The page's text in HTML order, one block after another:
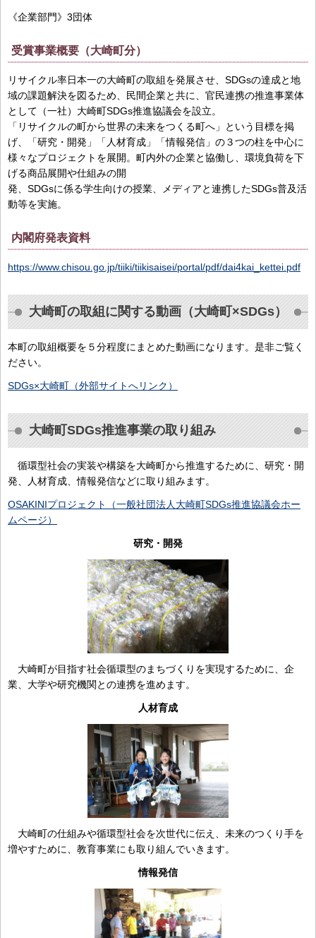
《企業部門》3団体
受賞事業概要（大崎町分）
リサイクル率⽇本⼀の⼤崎町の取組を発展させ、SDGsの達成と地
域の課題解決を図るため、⺠間企業と共に、官⺠連携の推進事業体
として（⼀社）⼤崎町SDGs推進協議会を設⽴。
「リサイクルの町から世界の未来をつくる町へ」という⽬標を掲
げ、「研究・開発」「⼈材育成」「情報発信」の３つの柱を中⼼に
様々なプロジェクトを展開。町内外の企業と協働し、環境負荷を下
げる商品展開や仕組みの開
発、SDGsに係る学⽣向けの授業、メディアと連携したSDGs普及活
動等を実施。
内閣府発表資料
https://www.chisou.go.jp/tiiki/tiikisaisei/portal/pdf/dai4kai_kettei.pdf
大崎町の取組に関する動画（大崎町×SDGs）
本町の取組概要を５分程度にまとめた動画になります。是非ご覧く
ださい。
SDGs×大崎町（外部サイトへリンク）
大崎町SDGs推進事業の取り組み
循環型社会の実装や構築を大崎町から推進するために、研究・開
発、人材育成、情報発信などに取り組みます。
OSAKINIプロジェクト（一般社団法人大崎町SDGs推進協議会ホー
ムページ）
研究・開発
大崎町が目指す社会循環型のまちづくりを実現するために、企
業、大学や研究機関との連携を進めます。
人材育成
大崎町の仕組みや循環型社会を次世代に伝え、未来のつくり手を
増やすために、教育事業にも取り組んでいきます。
情報発信